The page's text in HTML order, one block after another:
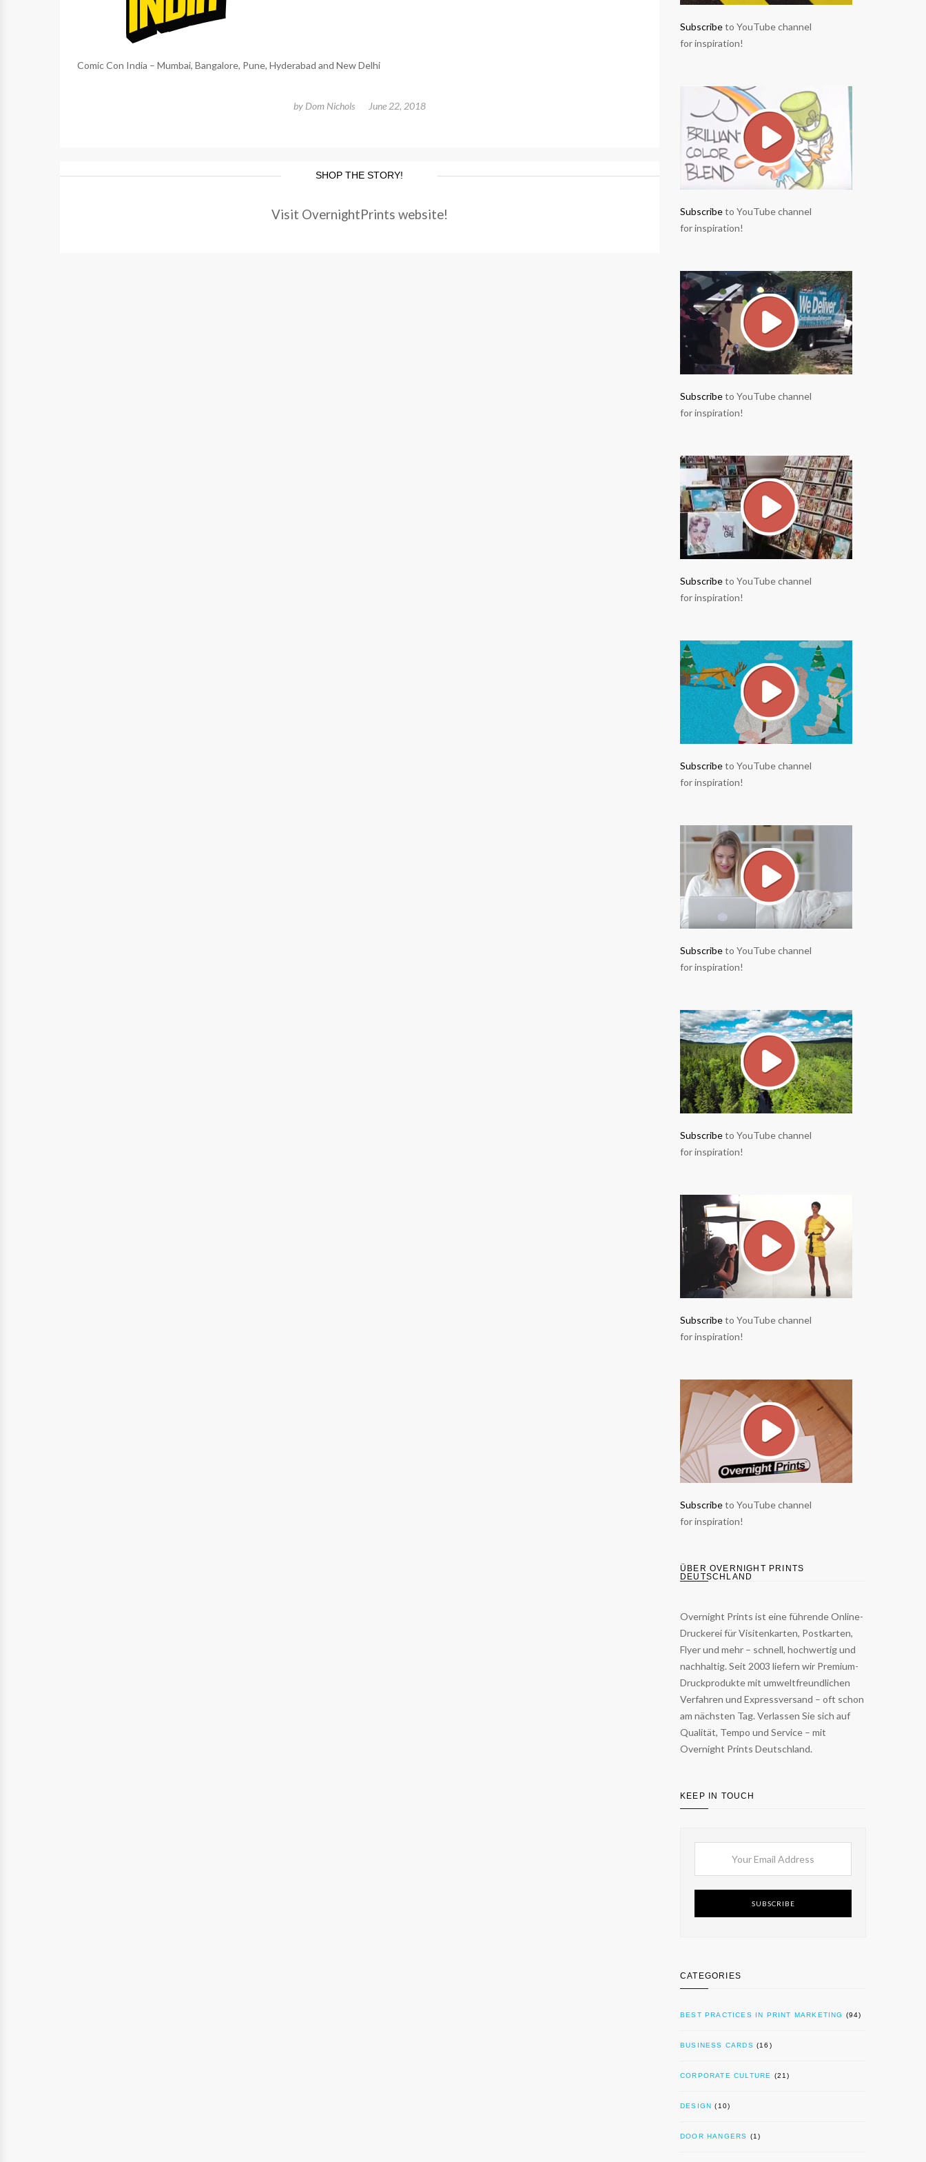
Comic Con India – Mumbai, Bangalore, Pune, Hyderabad and New Delhi
by Dom Nichols June 22, 2018
SHOP THE STORY!
Visit OvernightPrints website!
Subscribeto YouTube channel
for inspiration!
Subscribeto YouTube channel
for inspiration!
Subscribeto YouTube channel
for inspiration!
Subscribeto YouTube channel
for inspiration!
Subscribeto YouTube channel
for inspiration!
Subscribeto YouTube channel
for inspiration!
Subscribeto YouTube channel
for inspiration!
Subscribeto YouTube channel
for inspiration!
Subscribeto YouTube channel
for inspiration!
ÜBER OVERNIGHT PRINTS
DEUTSCHLAND
Overnight Prints ist eine führende Online-
Druckerei für Visitenkarten, Postkarten,
Flyer und mehr – schnell, hochwertig und
nachhaltig. Seit 2003 liefern wir Premium-
Druckprodukte mit umweltfreundlichen
Verfahren und Expressversand – oft schon
am nächsten Tag. Verlassen Sie sich auf
Qualität, Tempo und Service – mit
Overnight Prints Deutschland.
KEEP IN TOUCH
SUBSCRIBE
CATEGORIES
BEST PRACTICES IN PRINT MARKETING (94)
BUSINESS CARDS (16)
CORPORATE CULTURE (21)
DESIGN (10)
DOOR HANGERS (1)